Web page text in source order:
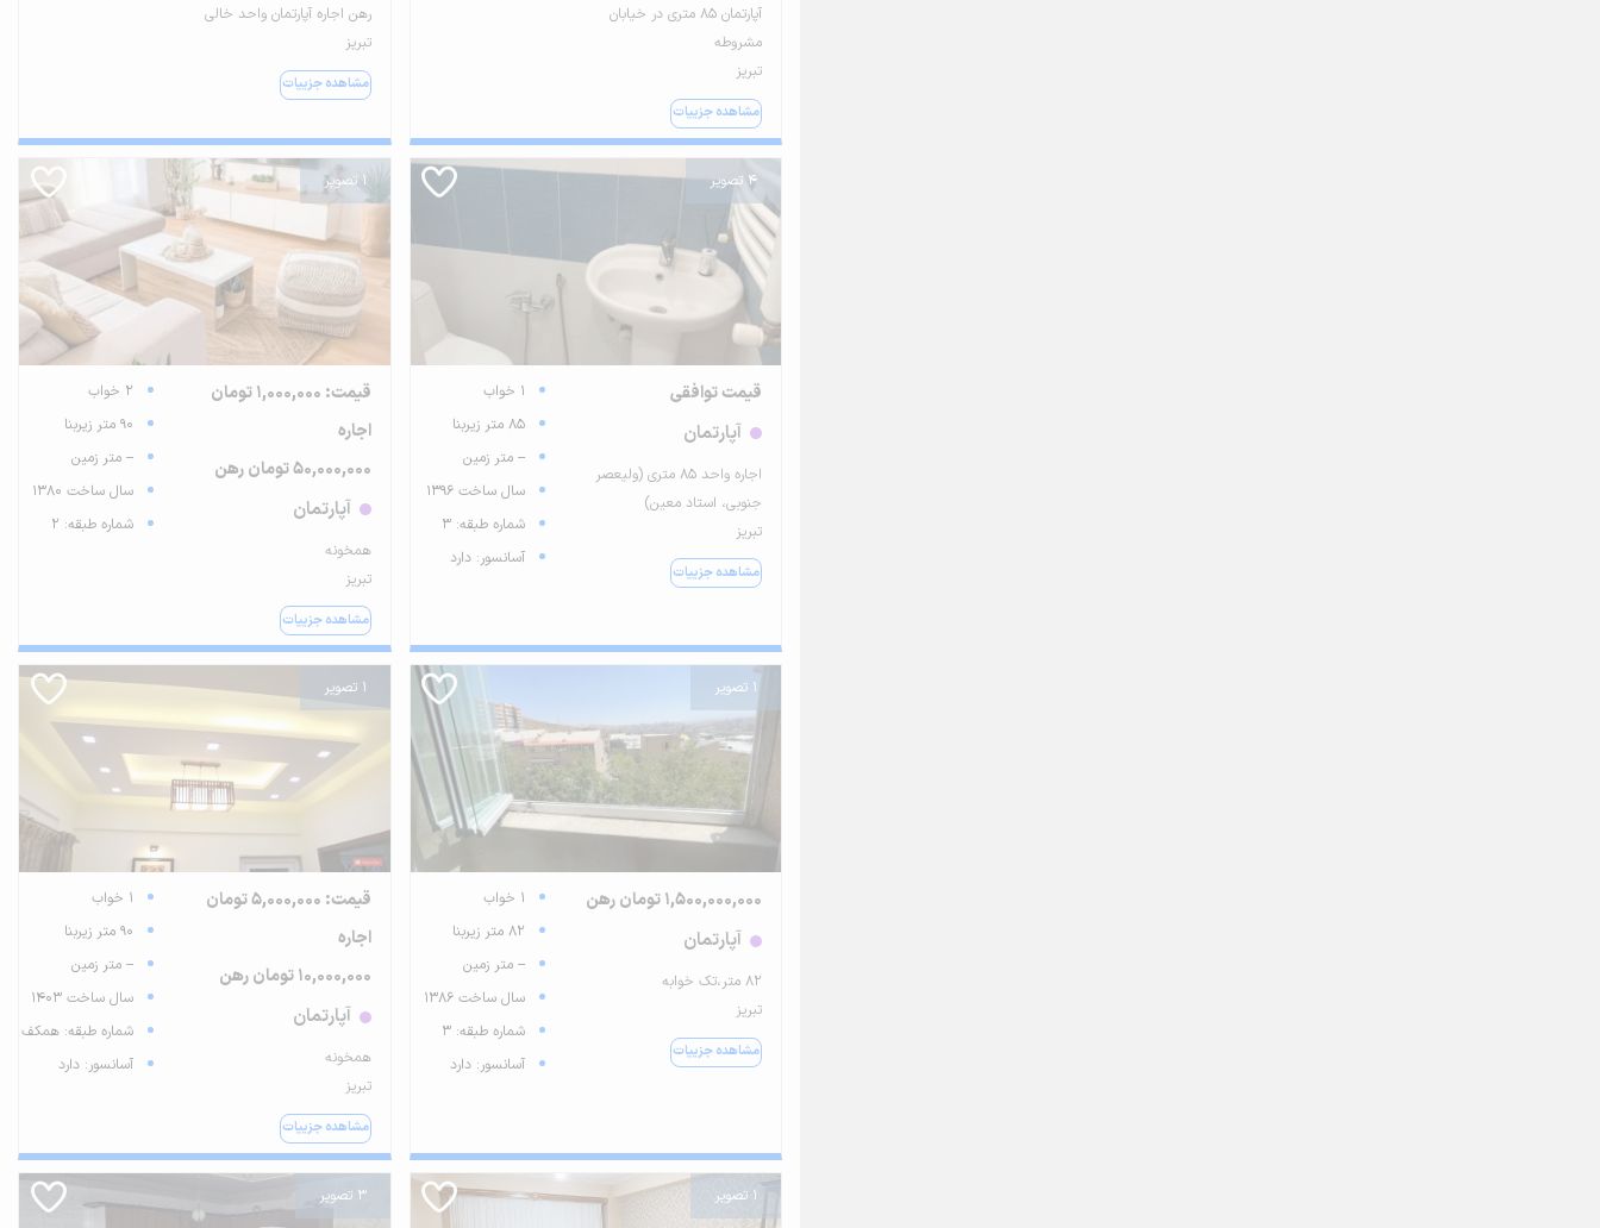
آپارتمان ۸۵ متری در خیابان
مشروطه
تبریز
مشاهده جزییات
رهن اجاره آپارتمان واحد خالی
تبریز
مشاهده جزییات
4 تصویر
قیمت توافقی
آپارتمان
اجاره واحد ۸۵ متری (ولیعصر
جنوبی، استاد معین)
تبریز
مشاهده جزییات
1 خواب
85 متر زیربنا
-- متر زمین
سال ساخت 1396
شماره طبقه: 3
آسانسور: دارد
1 تصویر
قیمت: 1,000,000 تومان
اجاره
50,000,000 تومان رهن
آپارتمان
همخونه
تبریز
مشاهده جزییات
2 خواب
90 متر زیربنا
-- متر زمین
سال ساخت 1380
شماره طبقه: 2
1 تصویر
1,500,000,000 تومان رهن
آپارتمان
۸۲ متر،تک خوابه
تبریز
مشاهده جزییات
1 خواب
82 متر زیربنا
-- متر زمین
سال ساخت 1386
شماره طبقه: 3
آسانسور: دارد
1 تصویر
قیمت: 5,000,000 تومان
اجاره
10,000,000 تومان رهن
آپارتمان
همخونه
تبریز
مشاهده جزییات
1 خواب
90 متر زیربنا
-- متر زمین
سال ساخت 1403
شماره طبقه: همکف
آسانسور: دارد
1 تصویر 3 تصویر